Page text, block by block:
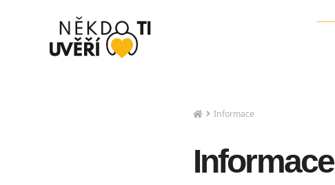
Informace
Informace